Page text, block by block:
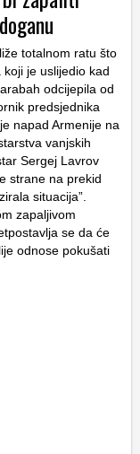
totalnom ratu što
je uslijedio kad
odcijepila od
predsjednika
napad Armenije na
vanjskih
Sergej Lavrov
strane na prekid
situacija”.
zapaljivom
se da će
odnose pokušati